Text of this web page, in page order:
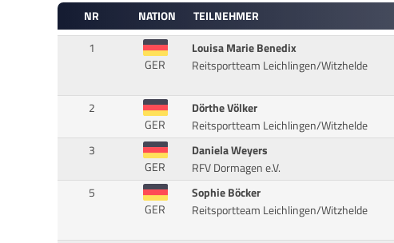
NR NATION TEILNEHMER
1
GER
Louisa Marie Benedix
Reitsportteam Leichlingen/Witzhelde
2
GER
Dörthe Völker
Reitsportteam Leichlingen/Witzhelde
3
GER
Daniela Weyers
RFV Dormagen e.V.
5
GER
Sophie Böcker
Reitsportteam Leichlingen/Witzhelde